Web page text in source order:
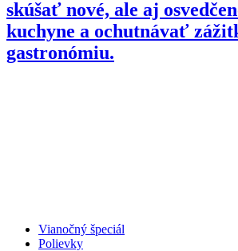
skúšať nové, ale aj
kuchyne a ochutnávať
gastronómiu.
Vianočný špeciál
Polievky